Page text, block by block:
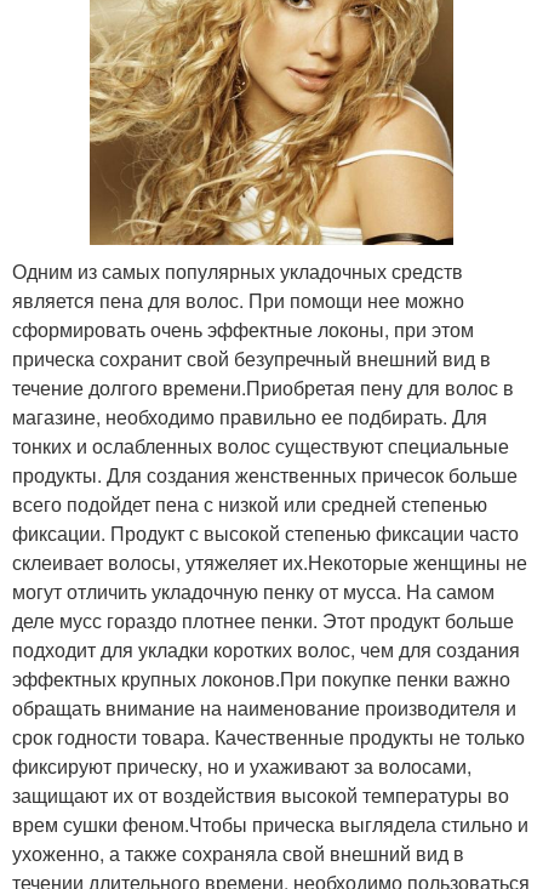
Одним из самых популярных укладочных средств
является пена для волос. При помощи нее можно
сформировать очень эффектные локоны, при этом
прическа сохранит свой безупречный внешний вид в
течение долгого времени.Приобретая пену для волос в
магазине, необходимо правильно ее подбирать. Для
тонких и ослабленных волос существуют специальные
продукты. Для создания женственных причесок больше
всего подойдет пена с низкой или средней степенью
фиксации. Продукт с высокой степенью фиксации часто
склеивает волосы, утяжеляет их.Некоторые женщины не
могут отличить укладочную пенку от мусса. На самом
деле мусс гораздо плотнее пенки. Этот продукт больше
подходит для укладки коротких волос, чем для создания
эффектных крупных локонов.При покупке пенки важно
обращать внимание на наименование производителя и
срок годности товара. Качественные продукты не только
фиксируют прическу, но и ухаживают за волосами,
защищают их от воздействия высокой температуры во
врем сушки феном.Чтобы прическа выглядела стильно и
ухоженно, а также сохраняла свой внешний вид в
течении длительного времени, необходимо пользоваться